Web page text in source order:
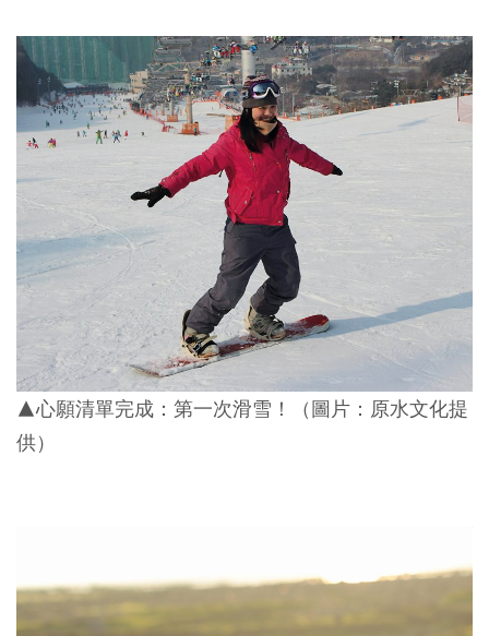
▲心願清單完成：第一次滑雪！（圖片： 原水文化提
供）